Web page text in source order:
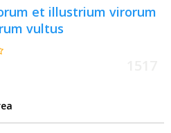
et illustrium virorum
vultus